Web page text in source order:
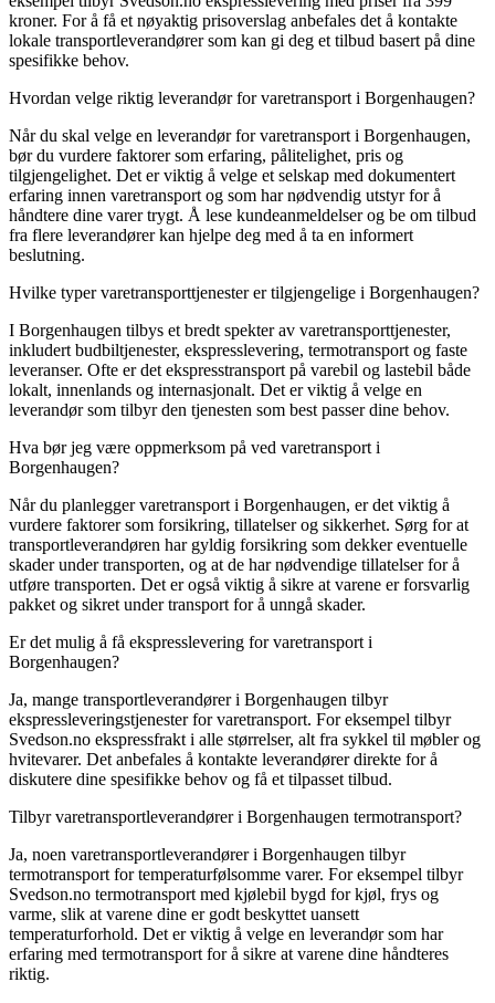
kroner. For å få et nøyaktig prisoverslag anbefales det å kontakte
lokale transportleverandører som kan gi deg et tilbud basert på dine
spesifikke behov.
Hvordan velge riktig leverandør for varetransport i Borgenhaugen?
Når du skal velge en leverandør for varetransport i Borgenhaugen,
bør du vurdere faktorer som erfaring, pålitelighet, pris og
tilgjengelighet. Det er viktig å velge et selskap med dokumentert
erfaring innen varetransport og som har nødvendig utstyr for å
håndtere dine varer trygt. Å lese kundeanmeldelser og be om tilbud
fra flere leverandører kan hjelpe deg med å ta en informert
beslutning.
Hvilke typer varetransporttjenester er tilgjengelige i Borgenhaugen?
I Borgenhaugen tilbys et bredt spekter av varetransporttjenester,
inkludert budbiltjenester, ekspresslevering, termotransport og faste
leveranser. Ofte er det ekspresstransport på varebil og lastebil både
lokalt, innenlands og internasjonalt. Det er viktig å velge en
leverandør som tilbyr den tjenesten som best passer dine behov.
Hva bør jeg være oppmerksom på ved varetransport i
Borgenhaugen?
Når du planlegger varetransport i Borgenhaugen, er det viktig å
vurdere faktorer som forsikring, tillatelser og sikkerhet. Sørg for at
transportleverandøren har gyldig forsikring som dekker eventuelle
skader under transporten, og at de har nødvendige tillatelser for å
utføre transporten. Det er også viktig å sikre at varene er forsvarlig
pakket og sikret under transport for å unngå skader.
Er det mulig å få ekspresslevering for varetransport i
Borgenhaugen?
Ja, mange transportleverandører i Borgenhaugen tilbyr
ekspressleveringstjenester for varetransport. For eksempel tilbyr
Svedson.no ekspressfrakt i alle størrelser, alt fra sykkel til møbler og
hvitevarer. Det anbefales å kontakte leverandører direkte for å
diskutere dine spesifikke behov og få et tilpasset tilbud.
Tilbyr varetransportleverandører i Borgenhaugen termotransport?
Ja, noen varetransportleverandører i Borgenhaugen tilbyr
termotransport for temperaturfølsomme varer. For eksempel tilbyr
Svedson.no termotransport med kjølebil bygd for kjøl, frys og
varme, slik at varene dine er godt beskyttet uansett
temperaturforhold. Det er viktig å velge en leverandør som har
erfaring med termotransport for å sikre at varene dine håndteres
riktig.